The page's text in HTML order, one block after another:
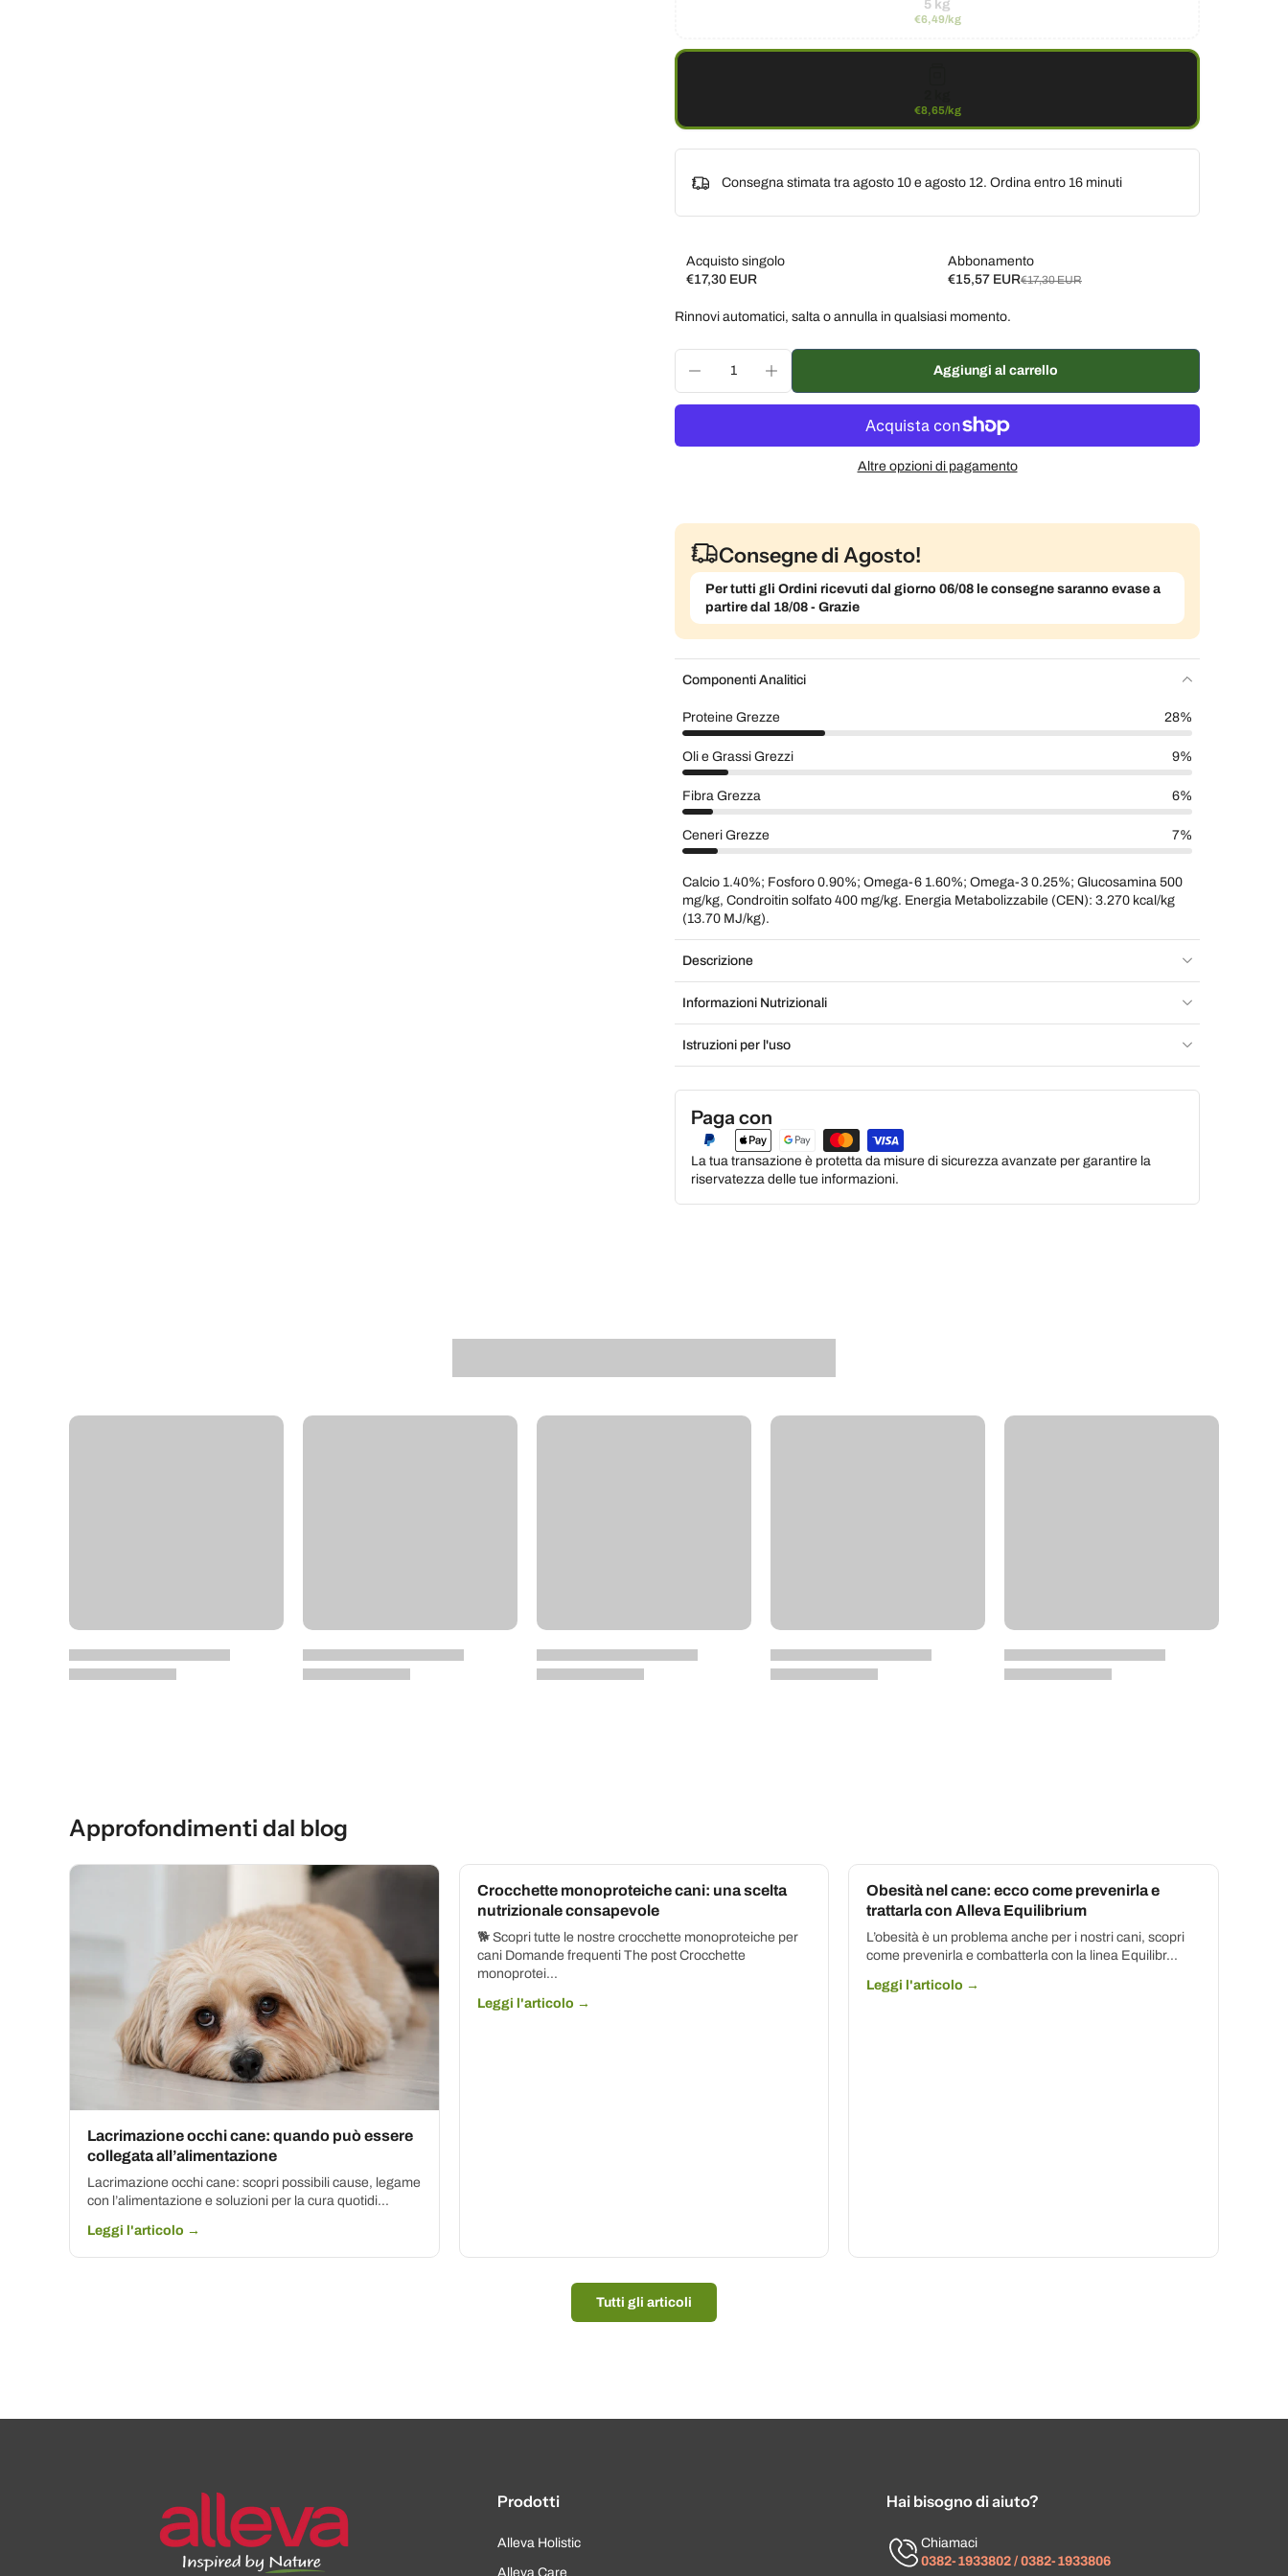
5 kg
€6,49/kg
€8,65/kg
Consegna stimata tra agosto 10 e agosto 12. Ordina entro 16 minuti
Acquisto singolo
€17,30 EUR
Abbonamento
€15,57 EUR€17,30 EUR
Subscribe and save
Consegna ogni mese, 5% di sconto
Rinnovi automatici, salta o annulla in qualsiasi momento.
Aggiungi al carrello
Altre opzioni di pagamento
Consegne di Agosto!
Per tutti gli Ordini ricevuti dal giorno 06/08 le consegne saranno evase a
partire dal 18/08 - Grazie
Componenti Analitici
Proteine Grezze 28%
Oli e Grassi Grezzi 9%
Fibra Grezza 6%
Ceneri Grezze 7%
Calcio 1.40%; Fosforo 0.90%; Omega-6 1.60%; Omega-3 0.25%; Glucosamina 500
mg/kg, Condroitin solfato 400 mg/kg. Energia Metabolizzabile (CEN): 3.270 kcal/kg
(13.70 MJ/kg).
Descrizione
Informazioni Nutrizionali
Istruzioni per l'uso
Paga con
La tua transazione è protetta da misure di sicurezza avanzate per garantire la
riservatezza delle tue informazioni.
Approfondimenti dal blog
Lacrimazione occhi cane: quando può essere
collegata all’alimentazione
Lacrimazione occhi cane: scopri possibili cause, legame
con l’alimentazione e soluzioni per la cura quotidi...
Leggi l'articolo →
Crocchette monoproteiche cani: una scelta
nutrizionale consapevole
🐕 Scopri tutte le nostre crocchette monoproteiche per
cani Domande frequenti The post Crocchette
monoprotei...
Leggi l'articolo →
Obesità nel cane: ecco come prevenirla e
trattarla con Alleva Equilibrium
L’obesità è un problema anche per i nostri cani, scopri
come prevenirla e combatterla con la linea Equilibr...
Leggi l'articolo →
Tutti gli articoli
Prodotti
Alleva Holistic
Alleva Care
Hai bisogno di aiuto?
Chiamaci
0382-1933802 / 0382-1933806